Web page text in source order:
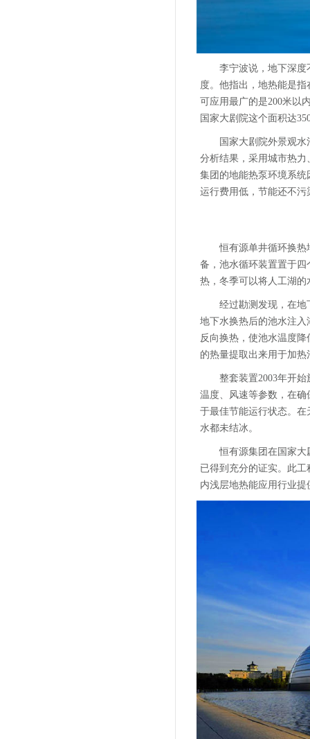
李宁波说，地下深度
度。他指出，地热能是
可应用最广的是200米以
国家大剧院这个面积达
国家大剧院外景观
分析结果，采用城市热
集团的地能热泵环境系
运行费用低，节能还不
恒有源单井循环换
备，池水循环装置置于
热，冬季可以将人工湖
经过勘测发现，在地
地下水换热后的池水注
反向换热，使池水温度
的热量提取出来用于加
整套装置2003年开
温度、风速等参数，在
于最佳节能运行状态。
水都未结冰。
恒有源集团在国家大
已得到充分的证实。此
内浅层地热能应用行业